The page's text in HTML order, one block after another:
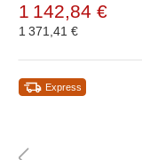
1 142,84 €
1 371,41 €
Express